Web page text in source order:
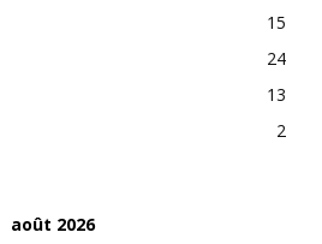
15
24
13
2
août 2026